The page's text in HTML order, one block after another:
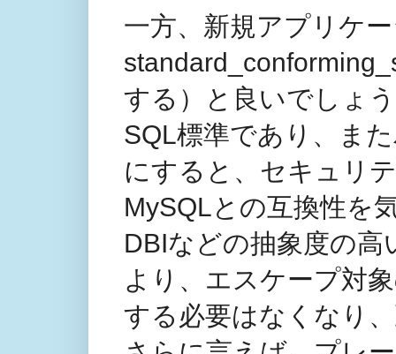
一方、新規アプリケ
する）と良いでしょ
SQL標準であり、ま
にすると、セキュリ
MySQLとの互換性を
DBIなどの抽象度の
より、エスケープ対
する必要はなくなり